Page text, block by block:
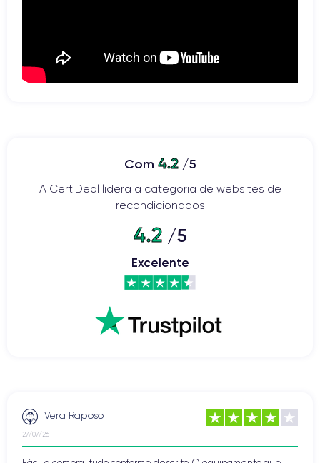
Com 4.2/5
A CertiDeal lidera a categoria de websites de
recondicionados
4.2/5
Excelente
Vera Raposo
27/07/26